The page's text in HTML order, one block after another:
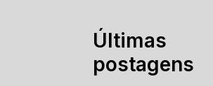
Últimas
postagens